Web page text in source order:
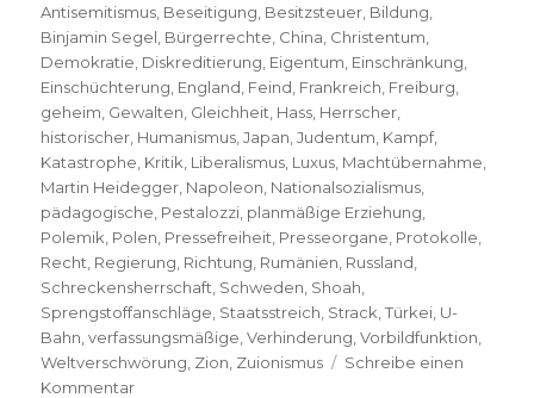
Antisemitismus Beseitigung Besitzsteuer Bildung
Binjamin Segel Bürgerrechte China Christentum
Demokratie Diskreditierung Eigentum Einschränkung
Einschüchterung England Feind Frankreich Freiburg
geheim Gewalten Gleichheit Hass Herrscher
historischer Humanismus ,Japan ,Judentum Kampf,
Katastrophe Kritik Liberalismus Luxus Machtübernahme
Martin Heidegger Napoleon Nationalsozialismus
pädagogische Pestalozzi planmäßige Erziehung
Polemik Polen Pressefreiheit Presseorgane Protokolle
Recht Regierung Richtung Rumänien Russland
Schreckensherrschaft Schweden Shoah
Sprengstoffanschläge Staatsstreich Strack ,Türkei U-
Bahn ,verfassungsmäßige ,Verhinderung ,Vorbildfunktion
Weltverschwörung Zion Zuionismus
Schreibe einen
Kommentarzu